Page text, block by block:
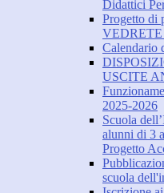
Didattici
Progetto di
Calendario
USCITE
2025-2026
Scuola
alunni di 3
Progetto
scuola